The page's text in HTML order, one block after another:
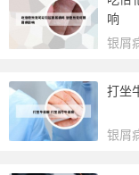
响
银屑
打坐
银屑